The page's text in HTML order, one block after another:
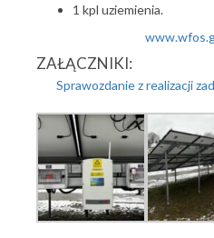
1 kpl uziemienia.
ZAŁĄCZNIKI:
Sprawozdanie z realizacji